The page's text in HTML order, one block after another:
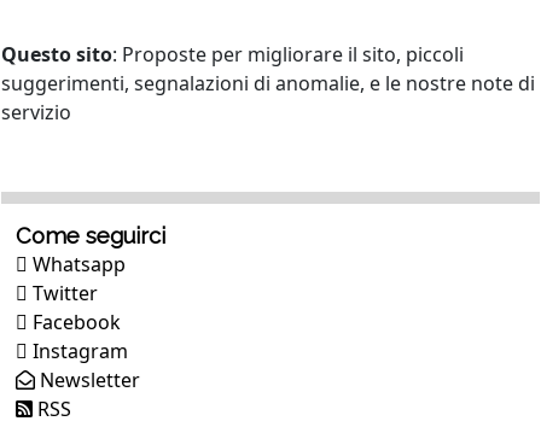
Questo sito: Proposte per migliorare il sito, piccoli
suggerimenti, segnalazioni di anomalie, e le nostre note di
servizio
Come seguirci
Whatsapp
Twitter
Facebook
Instagram
Newsletter
RSS